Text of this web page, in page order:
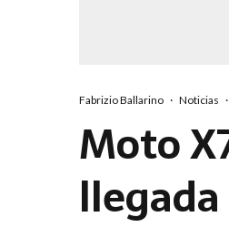
Fabrizio Ballarino · Noticias ·
Moto